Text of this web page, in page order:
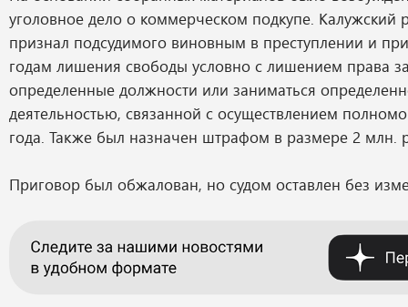
уголовное дело о коммерческом подкупе. Калужский
признал подсудимого виновным в преступлении и
годам лишения свободы условно с лишением права
определенные должности или заниматься
деятельностью, связанной с осуществлением
года. Также был назначен штрафом в размере 2 млн.
Приговор был обжалован, но судом оставлен без